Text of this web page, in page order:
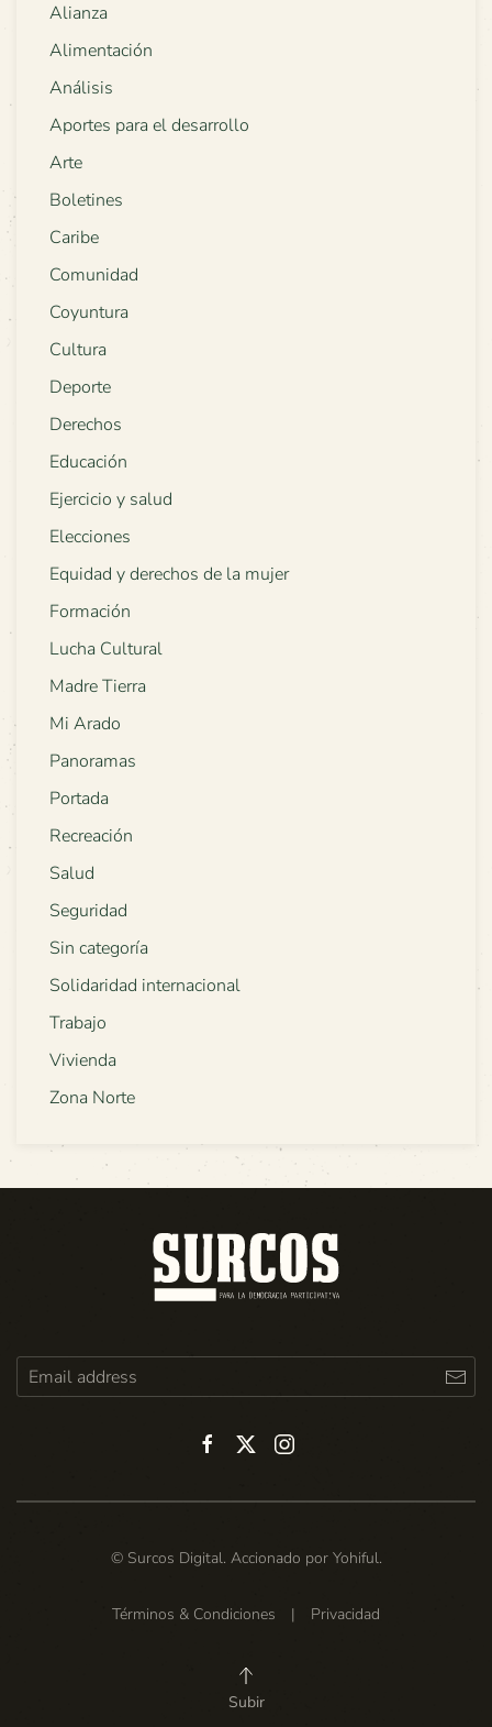
Alianza
Alimentación
Análisis
Aportes para el desarrollo
Arte
Boletines
Caribe
Comunidad
Coyuntura
Cultura
Deporte
Derechos
Educación
Ejercicio y salud
Elecciones
Equidad y derechos de la mujer
Formación
Lucha Cultural
Madre Tierra
Mi Arado
Panoramas
Portada
Recreación
Salud
Seguridad
Sin categoría
Solidaridad internacional
Trabajo
Vivienda
Zona Norte
© Surcos Digital. Accionado por Yohiful.
Términos & Condiciones | Privacidad
Subir